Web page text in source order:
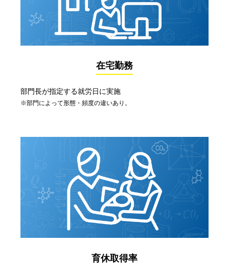
在宅勤務
部門長が指定する就労日に実施
※部門によって形態・頻度の違いあり。
育休取得率